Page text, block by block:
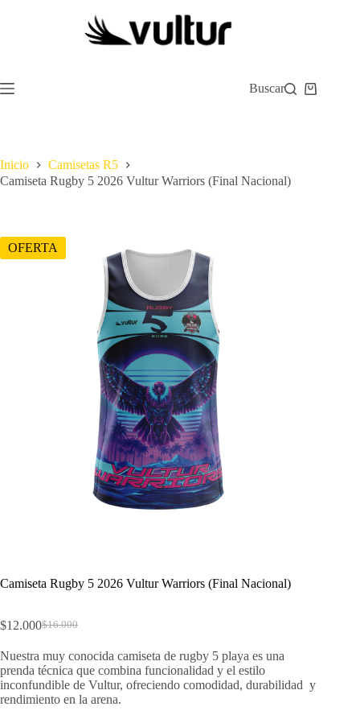
Buscar
Carro
Inicio
Camisetas R5
Camiseta Rugby 5 2026 Vultur Warriors (Final Nacional)
OFERTA
Camiseta Rugby 5 2026 Vultur Warriors (Final Nacional)
$16.000
El
original
era:
$16.000.
$12.000El
actual
es:
$12.000.
Nuestra muy conocida camiseta de rugby 5 playa es una
prenda técnica que combina funcionalidad y el estilo
inconfundible de Vultur, ofreciendo comodidad, durabilidad y
rendimiento en la arena.